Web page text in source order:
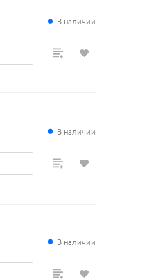
В наличии
В наличии
В наличии